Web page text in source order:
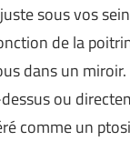
sous vos
de la
dans un
ou
comme un